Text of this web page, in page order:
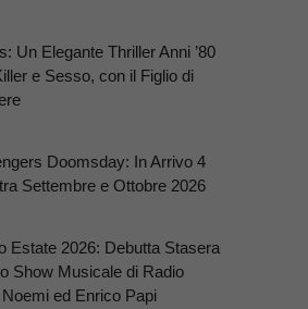
Un Elegante Thriller Anni ’80
e Sesso, con il Figlio di
Doomsday: In Arrivo 4
Settembre e Ottobre 2026
Estate 2026: Debutta Stasera
Show Musicale di Radio
ed Enrico Papi